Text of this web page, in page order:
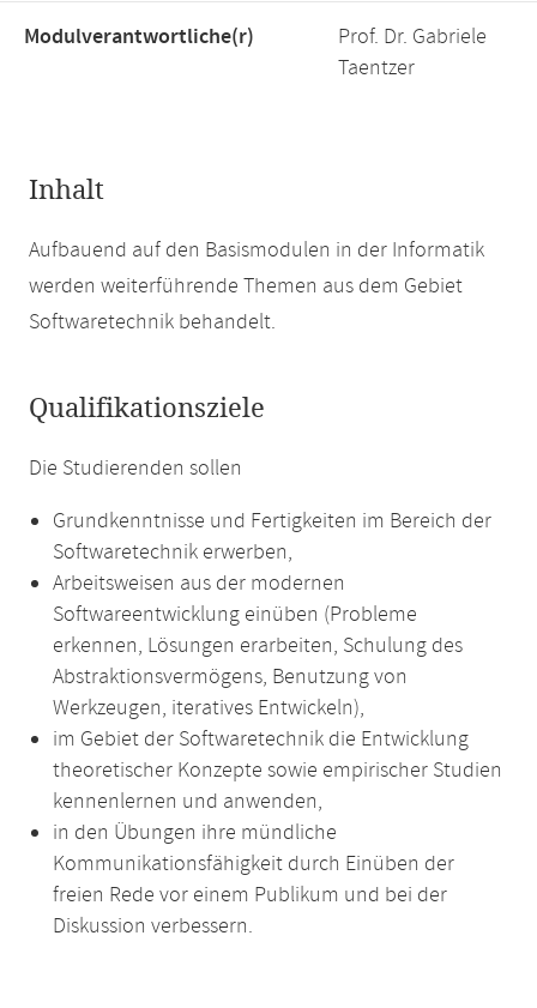
Modulverantwortliche(r)
Prof. Dr. Gabriele
Taentzer
Inhalt
Aufbauend auf den Basismodulen in der Informatik
werden weiterführende Themen aus dem Gebiet
Softwaretechnik behandelt.
Qualifikationsziele
Die Studierenden sollen
Grundkenntnisse und Fertigkeiten im Bereich der
Softwaretechnik erwerben,
Arbeitsweisen aus der modernen
Softwareentwicklung einüben (Probleme
erkennen, Lösungen erarbeiten, Schulung des
Abstraktionsvermögens, Benutzung von
Werkzeugen, iteratives Entwickeln),
im Gebiet der Softwaretechnik die Entwicklung
theoretischer Konzepte sowie empirischer Studien
kennenlernen und anwenden,
in den Übungen ihre mündliche
Kommunikationsfähigkeit durch Einüben der
freien Rede vor einem Publikum und bei der
Diskussion verbessern.